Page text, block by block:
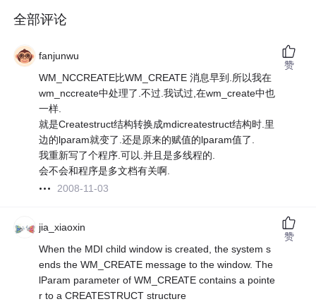
全部评论
fanjunwu
WM_NCCREATE比WM_CREATE 消息早到.所以我在
wm_nccreate中处理了.不过.我试过,在wm_create中也
一样.
就是Createstruct结构转换成mdicreatestruct结构时.里
边的lparam就变了.还是原来的赋值的lparam值了.
我重新写了个程序.可以.并且是多线程的.
会不会和程序是多文档有关啊.
2008-11-03
赞
jia_xiaoxin
When the MDI child window is created, the system s
ends the WM_CREATE message to the window. The
lParam parameter of WM_CREATE contains a pointe
r to a CREATESTRUCT structure
赞